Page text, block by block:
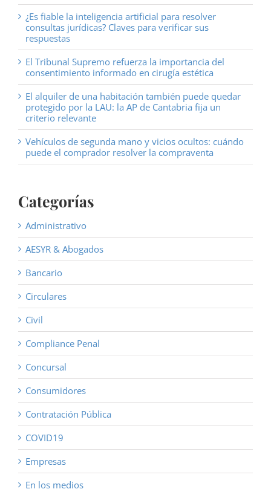
¿Es fiable la inteligencia artificial para resolver
consultas jurídicas? Claves para verificar sus
respuestas
El Tribunal Supremo refuerza la importancia del
consentimiento informado en cirugía estética
El alquiler de una habitación también puede quedar
protegido por la LAU: la AP de Cantabria fija un
criterio relevante
Vehículos de segunda mano y vicios ocultos: cuándo
puede el comprador resolver la compraventa
Categorías
Administrativo
AESYR & Abogados
Bancario
Circulares
Civil
Compliance Penal
Concursal
Consumidores
Contratación Pública
COVID19
Empresas
En los medios